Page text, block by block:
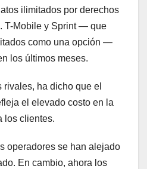
ilimitados por derechos
T-Mobile y Sprint — que
como una opción —
los últimos meses.
ha dicho que el
el elevado costo en la
los clientes.
operadores se han alejado
En cambio, ahora los